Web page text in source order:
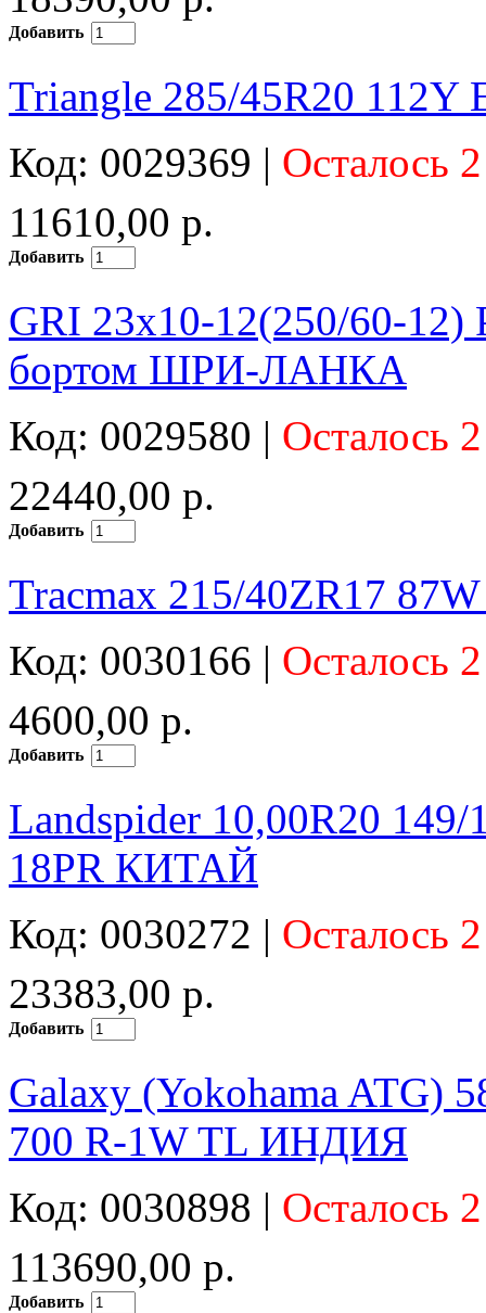
Добавить
Triangle 285/45R20 112Y
Код: 0029369 | Осталось
11610,00 р.
Добавить
GRI 23x10-12(250/60-12)
бортом ШРИ-ЛАНКА
Код: 0029580 | Осталось
22440,00 р.
Добавить
Tracmax 215/40ZR17
Код: 0030166 | Осталось
4600,00 р.
Добавить
Landspider 10,00R20
18PR КИТАЙ
Код: 0030272 | Осталось
23383,00 р.
Добавить
Galaxy (Yokohama ATG)
700 R-1W TL ИНДИЯ
Код: 0030898 | Осталось
113690,00 р.
Добавить